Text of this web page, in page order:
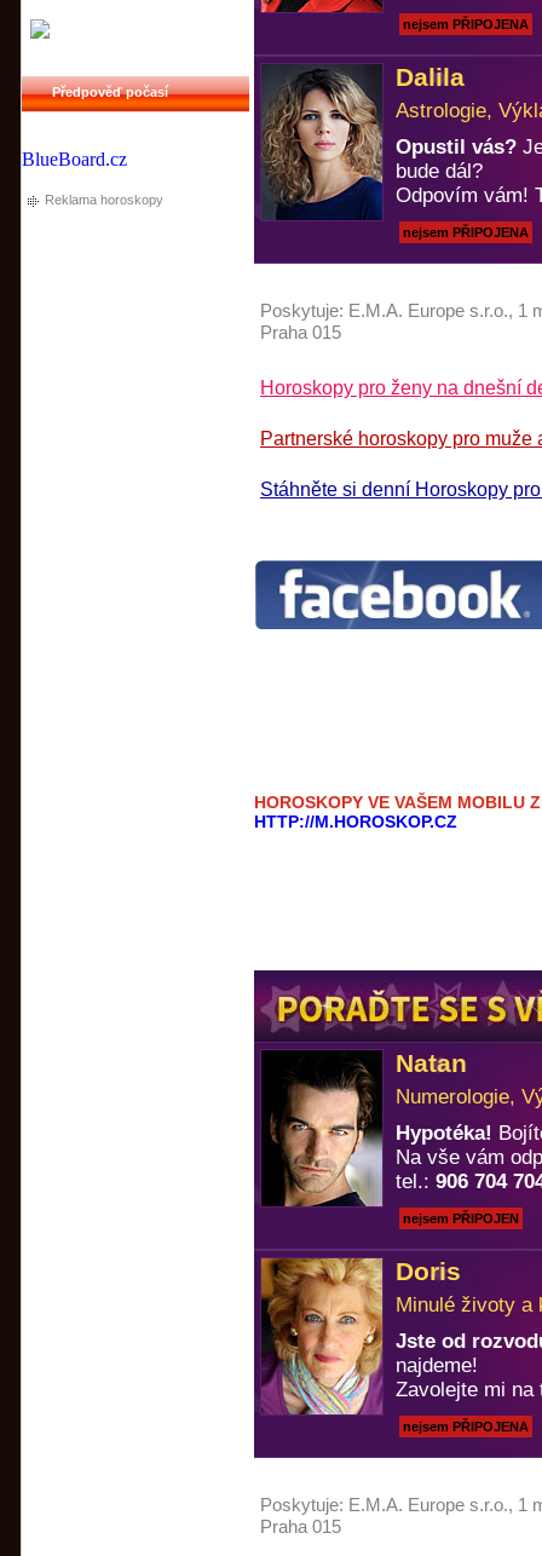
Předpověď počasí
BlueBoard.cz
Reklama horoskopy
nejsem PŘIPOJENA
Dalila
Astrologie,
Opustil vás?
bude dál?
Odpovím vám!
nejsem PŘIPOJENA
Poskytuje: E.M.A. Europe s.r.o., 1
Praha 015
Horoskopy pro ženy na dnešní
Partnerské horoskopy pro
Stáhněte si denní Horoskopy
HOROSKOPY VE VAŠEM MOBILU
HTTP://M.HOROSKOP.CZ
Natan
Numerologie,
Hypotéka!
Na vše vám
tel.: 906 704
nejsem PŘIPOJEN
Doris
Minulé životy a
Jste od
najdeme!
Zavolejte mi
nejsem PŘIPOJENA
Poskytuje: E.M.A. Europe s.r.o., 1
Praha 015